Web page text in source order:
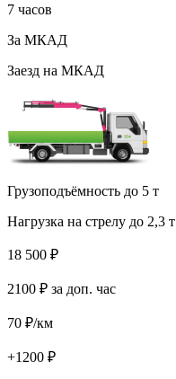
7 часов
За МКАД
Заезд на МКАД
Грузоподъёмность до 5 т
Нагрузка на стрелу до 2,3 т
18 500 ₽
2100 ₽ за доп. час
70 ₽/км
+1200 ₽